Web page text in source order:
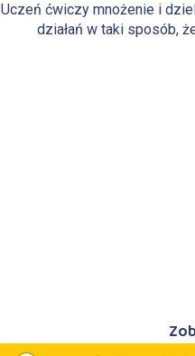
Uczeń ćwiczy mnożenie i
działań w taki sposób,